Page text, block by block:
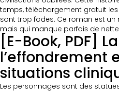
temps, téléchargement gratuit
sont trop fades. Ce roman est un
mais qui manque parfois de
[E-Book, PDF]
l’effondrement
situations
Les personnages sont des